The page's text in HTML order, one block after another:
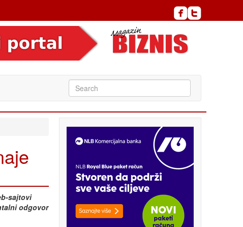
sajtovi
odgovor